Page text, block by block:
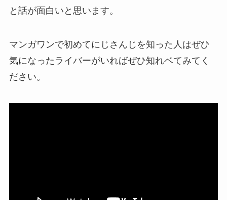
と話が面白いと思います。
マンガワンで初めてにじさんじを知った人はぜひ
気になったライバーがいればぜひ知れベてみてく
ださい。